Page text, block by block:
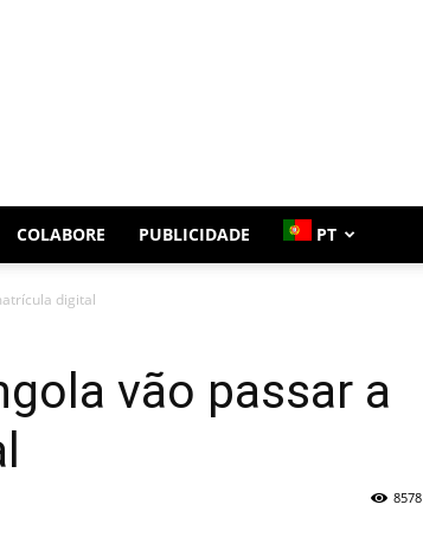
COLABORE PUBLICIDADE PT
digital
vão passar a
8578